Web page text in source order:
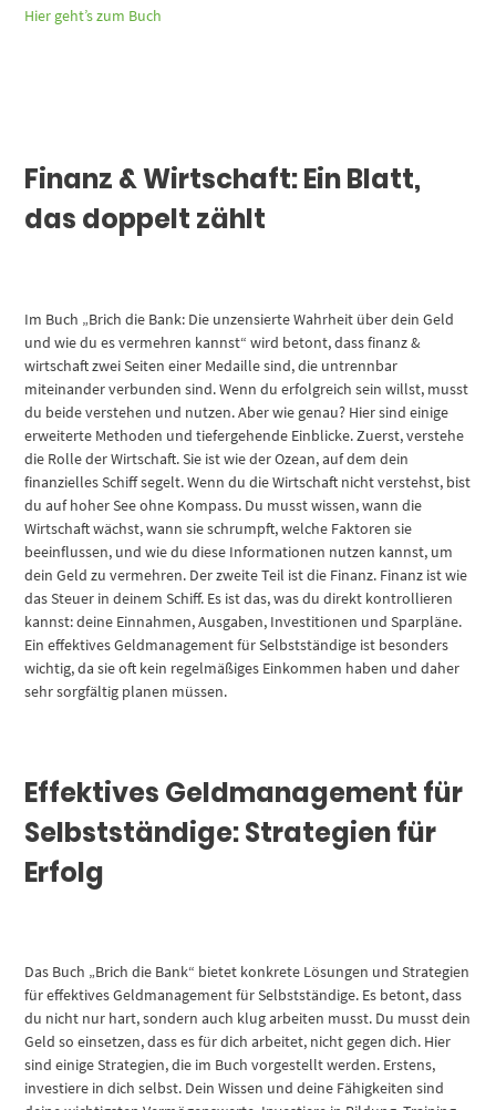
Hier geht’s zum Buch
Finanz & Wirtschaft: Ein Blatt,
das doppelt zählt
Im Buch „Brich die Bank: Die unzensierte Wahrheit über dein Geld
und wie du es vermehren kannst“ wird betont, dass finanz &
wirtschaft zwei Seiten einer Medaille sind, die untrennbar
miteinander verbunden sind. Wenn du erfolgreich sein willst, musst
du beide verstehen und nutzen. Aber wie genau? Hier sind einige
erweiterte Methoden und tiefergehende Einblicke. Zuerst, verstehe
die Rolle der Wirtschaft. Sie ist wie der Ozean, auf dem dein
finanzielles Schiff segelt. Wenn du die Wirtschaft nicht verstehst, bist
du auf hoher See ohne Kompass. Du musst wissen, wann die
Wirtschaft wächst, wann sie schrumpft, welche Faktoren sie
beeinflussen, und wie du diese Informationen nutzen kannst, um
dein Geld zu vermehren. Der zweite Teil ist die Finanz. Finanz ist wie
das Steuer in deinem Schiff. Es ist das, was du direkt kontrollieren
kannst: deine Einnahmen, Ausgaben, Investitionen und Sparpläne.
Ein effektives Geldmanagement für Selbstständige ist besonders
wichtig, da sie oft kein regelmäßiges Einkommen haben und daher
sehr sorgfältig planen müssen.
Effektives Geldmanagement für
Selbstständige: Strategien für
Erfolg
Das Buch „Brich die Bank“ bietet konkrete Lösungen und Strategien
für effektives Geldmanagement für Selbstständige. Es betont, dass
du nicht nur hart, sondern auch klug arbeiten musst. Du musst dein
Geld so einsetzen, dass es für dich arbeitet, nicht gegen dich. Hier
sind einige Strategien, die im Buch vorgestellt werden. Erstens,
investiere in dich selbst. Dein Wissen und deine Fähigkeiten sind